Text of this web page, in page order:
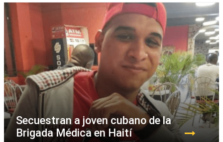
Secuestran a joven cubano de la
Brigada Médica en Haití